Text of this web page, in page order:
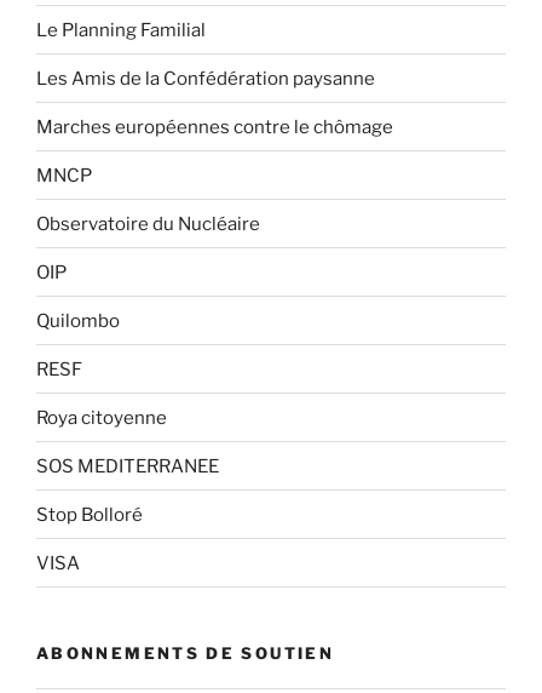
Le Planning Familial
Les Amis de la Confédération paysanne
Marches européennes contre le chômage
MNCP
Observatoire du Nucléaire
OIP
Quilombo
RESF
Roya citoyenne
SOS MEDITERRANEE
Stop Bolloré
VISA
ABONNEMENTS DE SOUTIEN